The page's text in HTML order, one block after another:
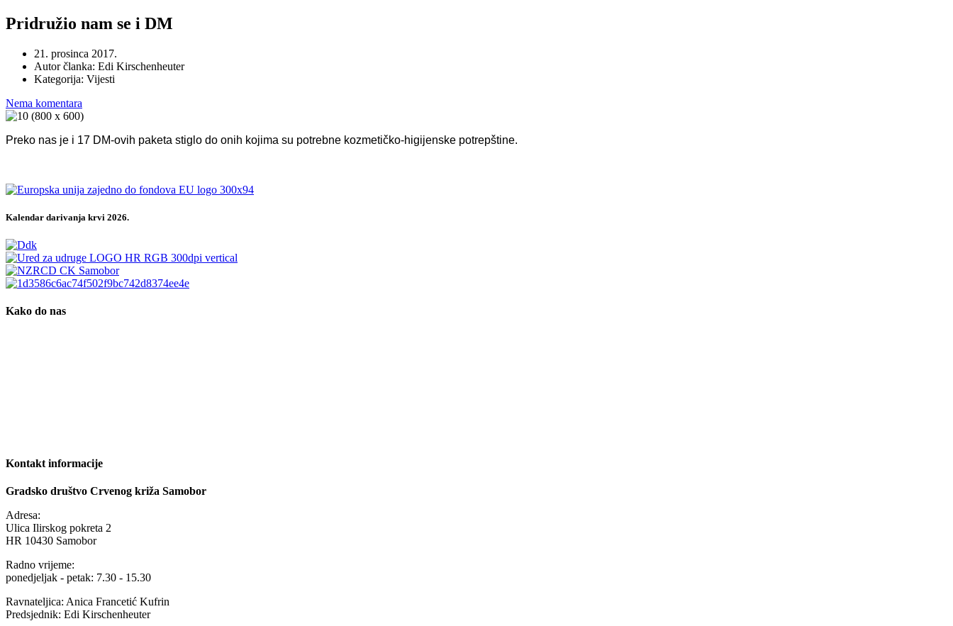
Pridružio nam se i DM
21. prosinca 2017.
Autor članka: Edi Kirschenheuter
Kategorija: Vijesti
Nema komentara
Preko nas je i 17 DM-ovih paketa stiglo do onih kojima su potrebne kozmetičko-higijenske potrepštine.
Kalendar darivanja krvi 2026.
Kako do nas
Kontakt informacije
Gradsko društvo Crvenog križa Samobor
Adresa:
Ulica Ilirskog pokreta 2
HR 10430 Samobor
Radno vrijeme:
ponedjeljak - petak: 7.30 - 15.30
Ravnateljica: Anica Francetić Kufrin
Predsjednik: Edi Kirschenheuter